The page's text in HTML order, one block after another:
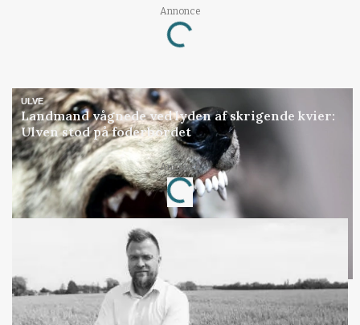
Annonce
Loading...
ULVE
Landmand vågnede ved lyden af skrigende kvier:
Ulven stod på foderbordet
Annonce
Loading...